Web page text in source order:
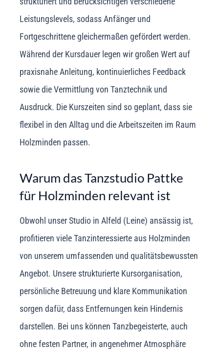
Leistungslevels, sodass Anfänger und
Fortgeschrittene gleichermaßen gefördert werden.
Während der Kursdauer legen wir großen Wert auf
praxisnahe Anleitung, kontinuierliches Feedback
sowie die Vermittlung von Tanztechnik und
Ausdruck. Die Kurszeiten sind so geplant, dass sie
flexibel in den Alltag und die Arbeitszeiten im Raum
Holzminden passen.
Warum das Tanzstudio Pattke
für Holzminden relevant ist
Obwohl unser Studio in Alfeld (Leine) ansässig ist,
profitieren viele Tanzinteressierte aus Holzminden
von unserem umfassenden und qualitätsbewussten
Angebot. Unsere strukturierte Kursorganisation,
persönliche Betreuung und klare Kommunikation
sorgen dafür, dass Entfernungen kein Hindernis
darstellen. Bei uns können Tanzbegeisterte, auch
ohne festen Partner, in angenehmer Atmosphäre